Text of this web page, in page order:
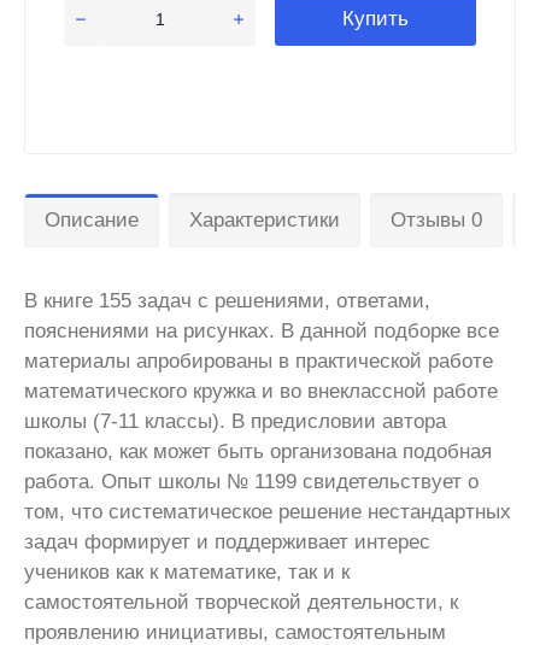
Купить
Описание Характеристики Отзывы 0
В книге 155 задач с решениями, ответами,
пояснениями на рисунках. В данной подборке все
материалы апробированы в практической работе
математического кружка и во внеклассной работе
школы (7-11 классы). В предисловии автора
показано, как может быть организована подобная
работа. Опыт школы № 1199 свидетельствует о
том, что систематическое решение нестандартных
задач формирует и поддерживает интерес
учеников как к математике, так и к
самостоятельной творческой деятельности, к
проявлению инициативы, самостоятельным